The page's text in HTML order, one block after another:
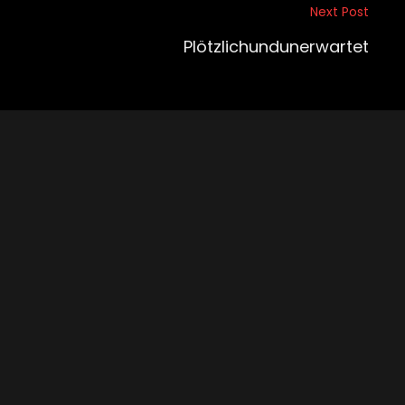
Next Post
Plötzlichundunerwartet